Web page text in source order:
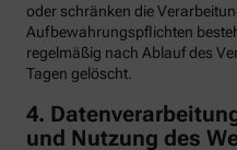
oder schränken die
Aufbewahrungspflichten
regelmäßig nach Ablauf des
Tagen gelöscht.
4.
und Nutzung des